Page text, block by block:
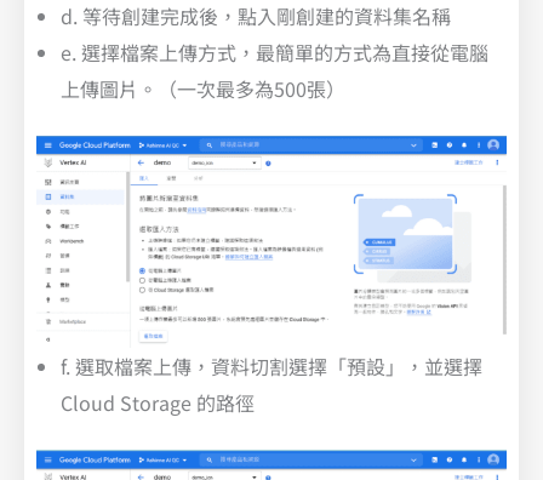
d. 等待創建完成後，點入剛創建的資料集名稱
e. 選擇檔案上傳方式，最簡單的方式為直接從電腦
上傳圖片。（一次最多為500張）
f. 選取檔案上傳，資料切割選擇「預設」，並選擇
Cloud Storage 的路徑